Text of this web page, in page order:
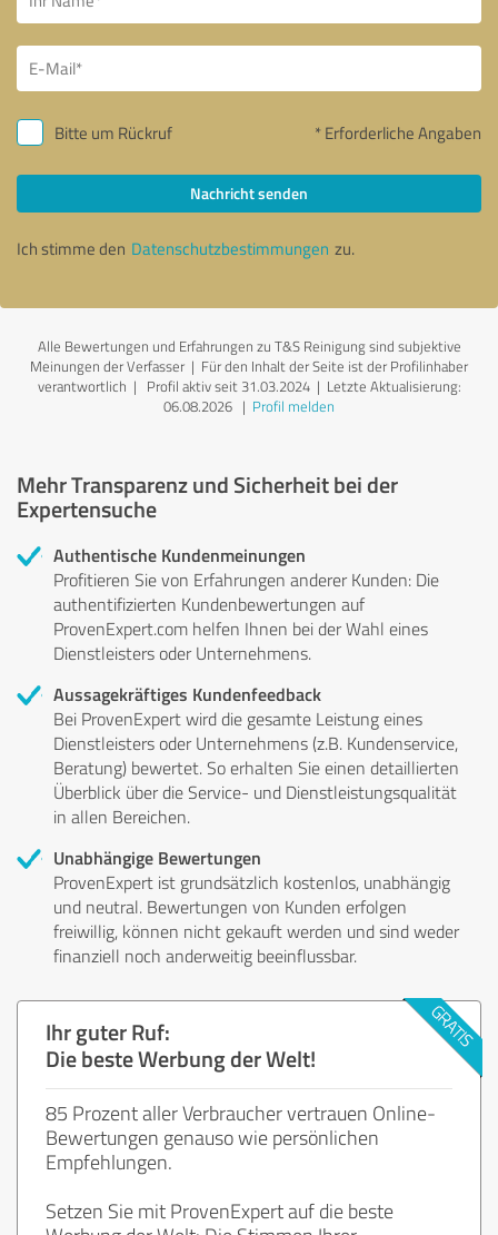
Bitte um Rückruf * Erforderliche Angaben
Nachricht senden
Ich stimme den Datenschutzbestimmungen zu.
Alle Bewertungen und Erfahrungen zu T&S Reinigung sind subjektive
Meinungen der Verfasser | Für den Inhalt der Seite ist der Profilinhaber
verantwortlich | Profil aktiv seit 31.03.2024 | Letzte Aktualisierung:
06.08.2026 | Profil melden
Mehr Transparenz und Sicherheit bei der
Expertensuche
Authentische Kundenmeinungen
Profitieren Sie von Erfahrungen anderer Kunden: Die
authentifizierten Kundenbewertungen auf
ProvenExpert.com helfen Ihnen bei der Wahl eines
Dienstleisters oder Unternehmens.
Aussagekräftiges Kundenfeedback
Bei ProvenExpert wird die gesamte Leistung eines
Dienstleisters oder Unternehmens (z.B. Kundenservice,
Beratung) bewertet. So erhalten Sie einen detaillierten
Überblick über die Service- und Dienstleistungsqualität
in allen Bereichen.
Unabhängige Bewertungen
ProvenExpert ist grundsätzlich kostenlos, unabhängig
und neutral. Bewertungen von Kunden erfolgen
freiwillig, können nicht gekauft werden und sind weder
finanziell noch anderweitig beeinflussbar.
Ihr guter Ruf:
Die beste Werbung der Welt!
85 Prozent aller Verbraucher vertrauen Online-
Bewertungen genauso wie persönlichen
Empfehlungen.
Setzen Sie mit ProvenExpert auf die beste